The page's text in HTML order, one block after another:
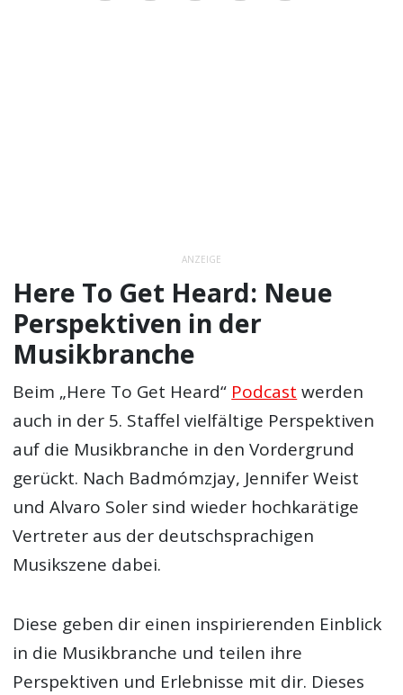
ANZEIGE
Here To Get Heard: Neue
Perspektiven in der
Musikbranche
Beim „Here To Get Heard“ Podcast werden
auch in der 5. Staffel vielfältige Perspektiven
auf die Musikbranche in den Vordergrund
gerückt. Nach Badmómzjay, Jennifer Weist
und Alvaro Soler sind wieder hochkarätige
Vertreter aus der deutschsprachigen
Musikszene dabei.
Diese geben dir einen inspirierenden Einblick
in die Musikbranche und teilen ihre
Perspektiven und Erlebnisse mit dir. Dieses